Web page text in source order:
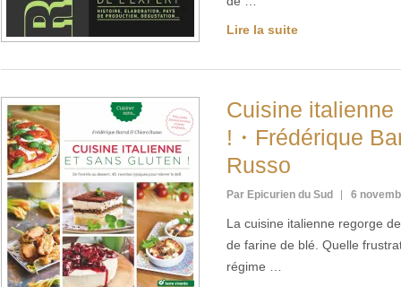
Lire la suite
Cuisine
!・Frédérique
Russo
Par Epicurien du Sud 6
La cuisine italienne regorge
de farine de blé. Quelle
régime …